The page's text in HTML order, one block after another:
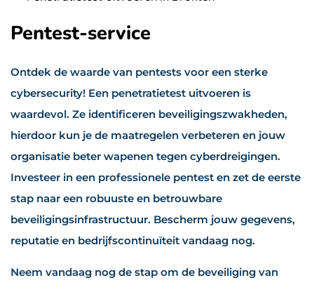
Pentest-service
Ontdek de waarde van pentests voor een sterke
cybersecurity! Een penetratietest uitvoeren is
waardevol. Ze identificeren beveiligingszwakheden,
hierdoor kun je de maatregelen verbeteren en jouw
organisatie beter wapenen tegen cyberdreigingen.
Investeer in een professionele pentest en zet de eerste
stap naar een robuuste en betrouwbare
beveiligingsinfrastructuur. Bescherm jouw gegevens,
reputatie en bedrijfscontinuïteit vandaag nog.
Neem vandaag nog de stap om de beveiliging van